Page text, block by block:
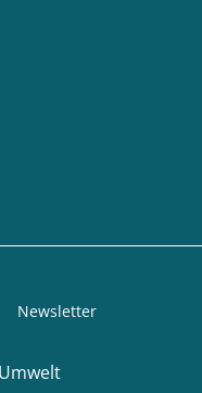
Newsletter